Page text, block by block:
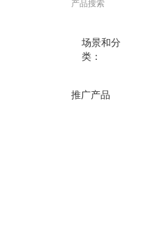
场景和分
类：
推广产品